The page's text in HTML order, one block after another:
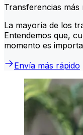
Transferencias más
La mayoría de los
Entendemos que,
momento es
Envía más rápido